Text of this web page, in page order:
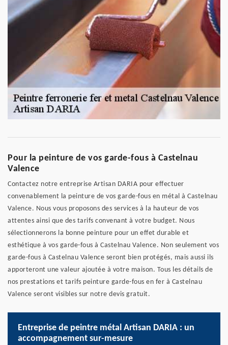
Pour la peinture de vos garde-fous à Castelnau
Valence
Contactez notre entreprise Artisan DARIA pour effectuer
convenablement la peinture de vos garde-fous en métal à Castelnau
Valence. Nous vous proposons des services à la hauteur de vos
attentes ainsi que des tarifs convenant à votre budget. Nous
sélectionnerons la bonne peinture pour un effet durable et
esthétique à vos garde-fous à Castelnau Valence. Non seulement vos
garde-fous à Castelnau Valence seront bien protégés, mais aussi ils
apporteront une valeur ajoutée à votre maison. Tous les détails de
nos prestations et tarifs peinture garde-fous en fer à Castelnau
Valence seront visibles sur notre devis gratuit.
Entreprise de peintre métal Artisan DARIA : un
accompagnement sur-mesure